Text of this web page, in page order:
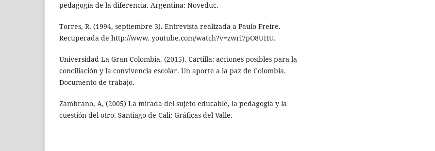
pedagogía de la diferencia. Argentina: Noveduc.
Torres, R. (1994, septiembre 3). Entrevista realizada a Paulo Freire.
Recuperada de http://www. youtube.com/watch?v=zwri7pO8UHU.
Universidad La Gran Colombia. (2015). Cartilla: acciones posibles para la
conciliación y la convivencia escolar. Un aporte a la paz de Colombia.
Documento de trabajo.
Zambrano, A, (2005) La mirada del sujeto educable, la pedagogía y la
cuestión del otro. Santiago de Cali: Gráficas del Valle.